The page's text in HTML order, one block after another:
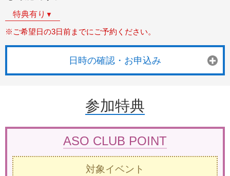
特典有り ▼
※ご希望日の3日前までにご予約ください。
日時の確認・お申込み
参加特典
ASO CLUB POINT
対象イベント